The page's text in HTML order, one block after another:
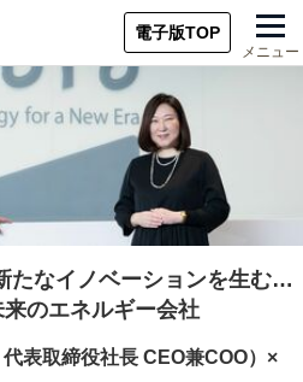
電子版TOP
メニュー
たなイノベーションを生む…
のエネルギー会社
表取締役社長 CEO兼COO）×